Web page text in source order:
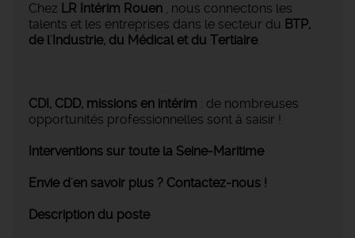
Chez LR Intérim Rouen , nous connectons les
talents et les entreprises dans le secteur du BTP,
de l'Industrie, du Médical et du Tertiaire.
CDI, CDD, missions en intérim : de nombreuses
opportunités professionnelles sont à saisir !
Interventions sur toute la Seine-Maritime
Envie d'en savoir plus ? Contactez-nous !
Description du poste